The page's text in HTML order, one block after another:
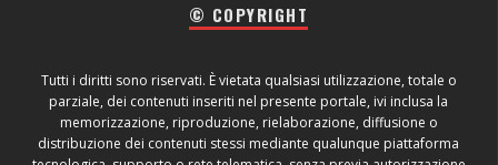
© COPYRIGHT
Tutti i diritti sono riservati. È vietata qualsiasi utilizzazione, totale o
parziale, dei contenuti inseriti nel presente portale, ivi inclusa la
memorizzazione, riproduzione, rielaborazione, diffusione o
distribuzione dei contenuti stessi mediante qualunque piattaforma